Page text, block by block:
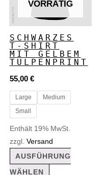
VORRÄTIG
SCHWARZES
T-SHIRT
MIT GELBEM
TULPENPRINT
55,00 €
Large
Medium
Small
Enthält 19% MwSt.
zzgl. Versand
AUSFÜHRUNG
WÄHLEN
Varianten
Die
Optionen
auf
Produktseite
gewählt
werden